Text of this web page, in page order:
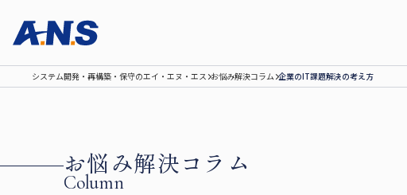
システム開発‧再構築‧保守のエイ‧エヌ‧エス お悩み解決コラム 企業のIT課題解決の考え方
Column
お悩み解決コラム